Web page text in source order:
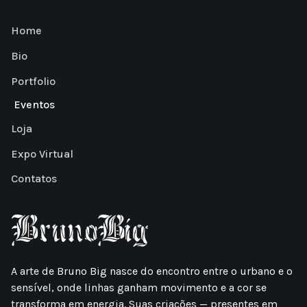
Home
Bio
Portfolio
Eventos
Loja
Expo Virtual
Contatos
A arte de Bruno Big nasce do encontro entre o urbano e o
sensível, onde linhas ganham movimento e a cor se
transforma em energia. Suas criações — presentes em